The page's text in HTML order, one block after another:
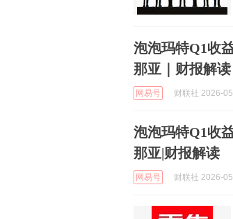
泡泡玛特Q1收
那亚｜财报解读
网易号 财联社 2026-
泡泡玛特Q1收
那亚|财报解读
网易号 财联社 2026-